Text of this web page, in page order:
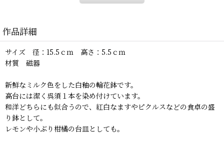
作品詳細
サイズ 径：15.5ｃｍ 高さ：5.5ｃｍ
材質 磁器
新鮮なミルク色をした白釉の輪花鉢です。
高台には潔く呉須１本を染め付けています。
和洋どちらにも似合うので、紅白なますやピクルスなどの食卓の盛
り鉢として。
レモンや小ぶり柑橘の台皿としても。